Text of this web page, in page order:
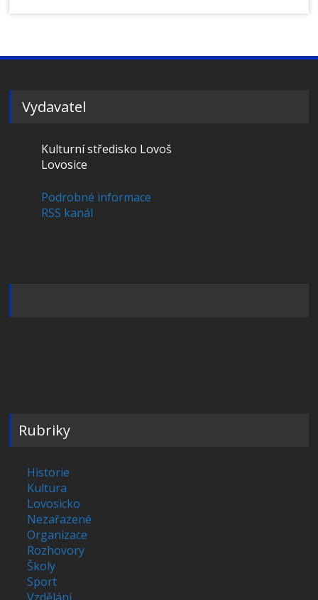
Vydavatel
Kulturní středisko Lovoš
Lovosice
Podrobné informace
RSS kanál
Rubriky
Historie
Kultura
Lovosicko
Nezařazené
Organizace
Rozhovory
Školy
Sport